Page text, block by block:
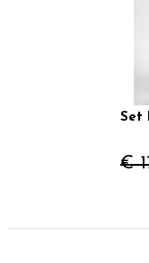
Set
€